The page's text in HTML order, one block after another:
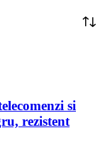
si
rezistent